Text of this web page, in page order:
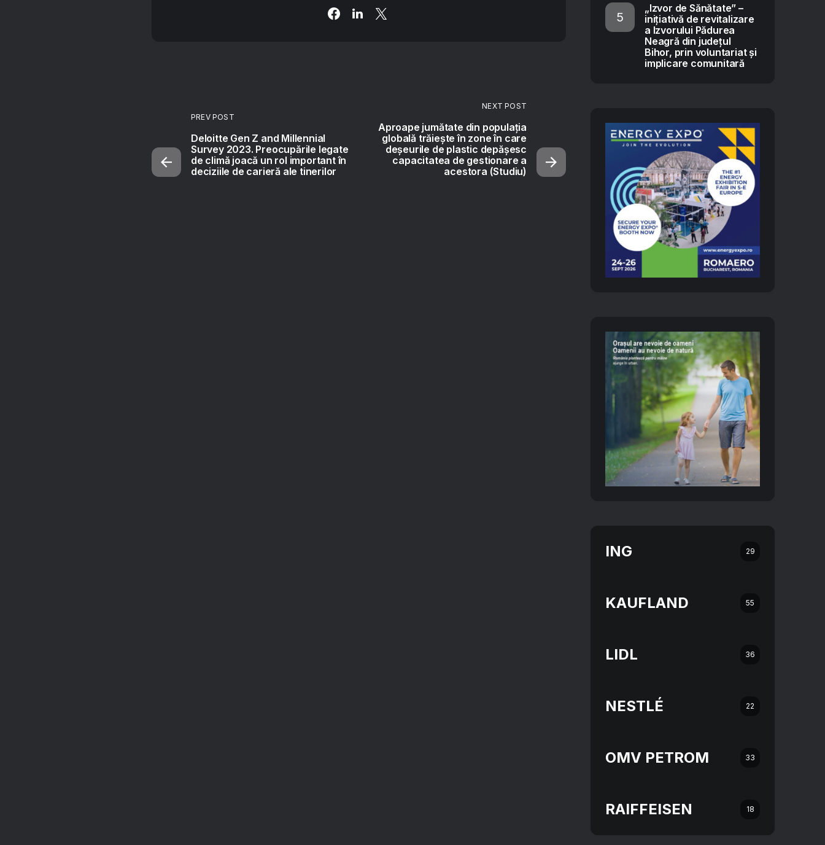
PREV POST
Deloitte Gen Z and Millennial
Survey 2023. Preocupările legate
de climă joacă un rol important în
deciziile de carieră ale tinerilor
NEXT POST
Aproape jumătate din populația
globală trăiește în zone în care
deșeurile de plastic depășesc
capacitatea de gestionare a
acestora (Studiu)
„Izvor de Sănătate” –
inițiativă de revitalizare
a Izvorului Pădurea
Neagră din județul
Bihor, prin voluntariat și
implicare comunitară
ING 29
KAUFLAND 55
LIDL 36
NESTLÉ 22
OMV PETROM 33
RAIFFEISEN 18